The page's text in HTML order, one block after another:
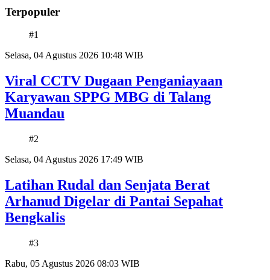
Terpopuler
#1
Selasa, 04 Agustus 2026 10:48 WIB
Viral CCTV Dugaan Penganiayaan
Karyawan SPPG MBG di Talang
Muandau
#2
Selasa, 04 Agustus 2026 17:49 WIB
Latihan Rudal dan Senjata Berat
Arhanud Digelar di Pantai Sepahat
Bengkalis
#3
Rabu, 05 Agustus 2026 08:03 WIB